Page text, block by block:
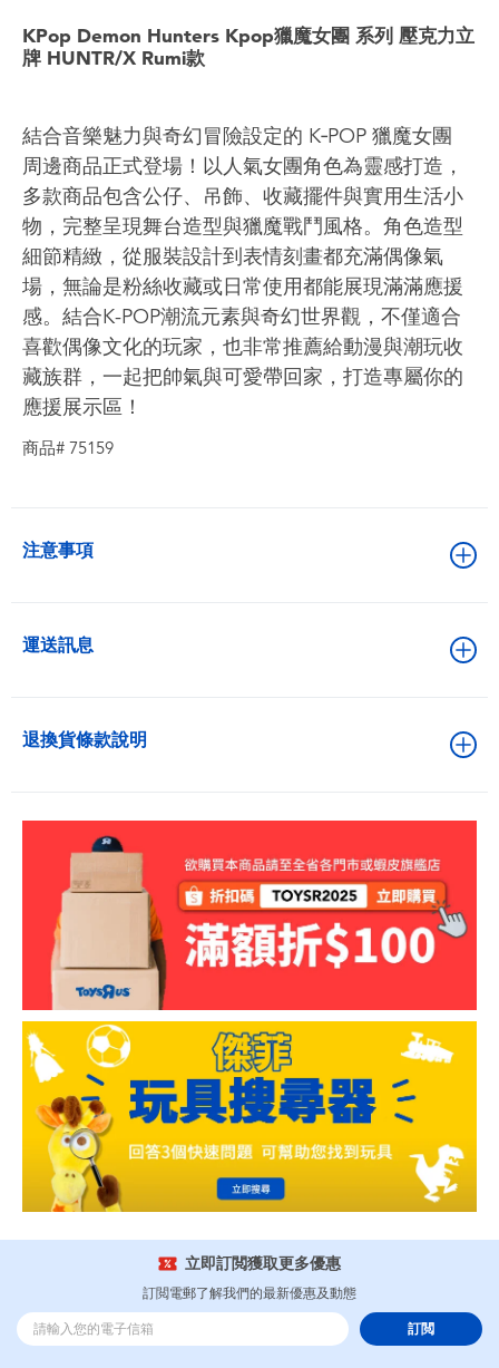
角色收藏
生活雜貨
KPop Demon Hunters Kpop獵魔女團 系列 壓克力立
牌 HUNTR/X Rumi款
結合音樂魅力與奇幻冒險設定的 K‑POP 獵魔女團
周邊商品正式登場！以人氣女團角色為靈感打造，
多款商品包含公仔、吊飾、收藏擺件與實用生活小
物，完整呈現舞台造型與獵魔戰鬥風格。角色造型
細節精緻，從服裝設計到表情刻畫都充滿偶像氣
場，無論是粉絲收藏或日常使用都能展現滿滿應援
感。結合K-POP潮流元素與奇幻世界觀，不僅適合
喜歡偶像文化的玩家，也非常推薦給動漫與潮玩收
藏族群，一起把帥氣與可愛帶回家，打造專屬你的
應援展示區！
商品# 75159
注意事項
運送訊息
退換貨條款說明
立即訂閲獲取更多優惠
訂閲電郵了解我們的最新優惠及動態
訂閲